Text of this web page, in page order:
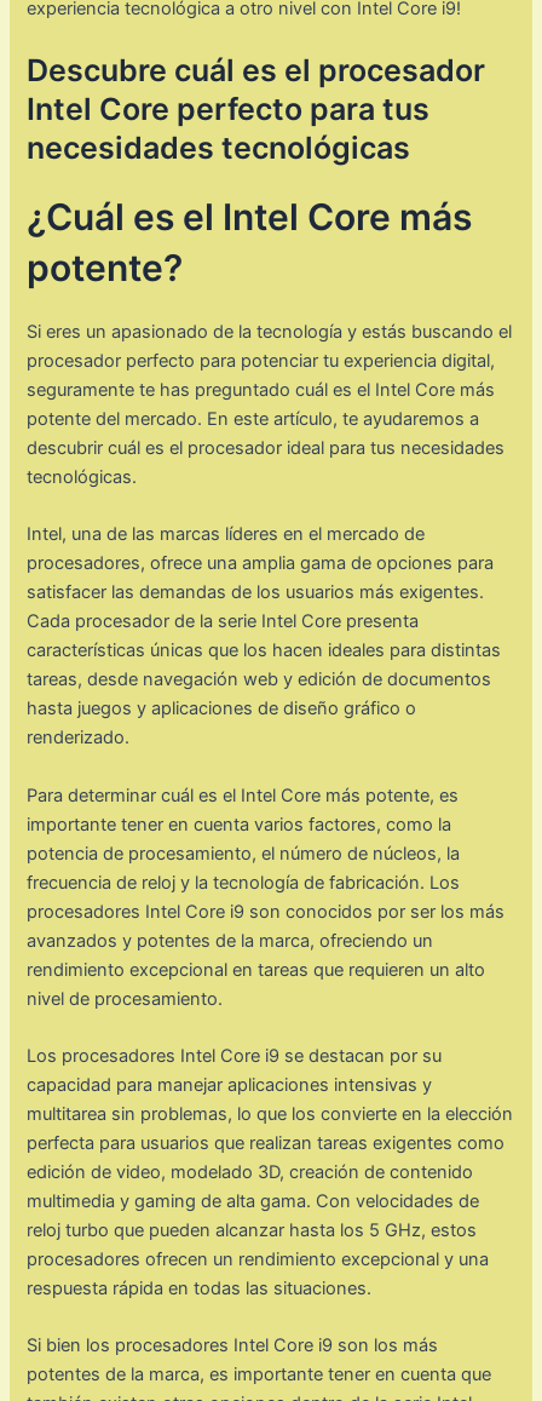
experiencia tecnológica a otro nivel con Intel Core i9!
Descubre cuál es el procesador
Intel Core perfecto para tus
necesidades tecnológicas
¿Cuál es el Intel Core más
potente?
Si eres un apasionado de la tecnología y estás buscando el
procesador perfecto para potenciar tu experiencia digital,
seguramente te has preguntado cuál es el Intel Core más
potente del mercado. En este artículo, te ayudaremos a
descubrir cuál es el procesador ideal para tus necesidades
tecnológicas.
Intel, una de las marcas líderes en el mercado de
procesadores, ofrece una amplia gama de opciones para
satisfacer las demandas de los usuarios más exigentes.
Cada procesador de la serie Intel Core presenta
características únicas que los hacen ideales para distintas
tareas, desde navegación web y edición de documentos
hasta juegos y aplicaciones de diseño gráfico o
renderizado.
Para determinar cuál es el Intel Core más potente, es
importante tener en cuenta varios factores, como la
potencia de procesamiento, el número de núcleos, la
frecuencia de reloj y la tecnología de fabricación. Los
procesadores Intel Core i9 son conocidos por ser los más
avanzados y potentes de la marca, ofreciendo un
rendimiento excepcional en tareas que requieren un alto
nivel de procesamiento.
Los procesadores Intel Core i9 se destacan por su
capacidad para manejar aplicaciones intensivas y
multitarea sin problemas, lo que los convierte en la elección
perfecta para usuarios que realizan tareas exigentes como
edición de video, modelado 3D, creación de contenido
multimedia y gaming de alta gama. Con velocidades de
reloj turbo que pueden alcanzar hasta los 5 GHz, estos
procesadores ofrecen un rendimiento excepcional y una
respuesta rápida en todas las situaciones.
Si bien los procesadores Intel Core i9 son los más
potentes de la marca, es importante tener en cuenta que